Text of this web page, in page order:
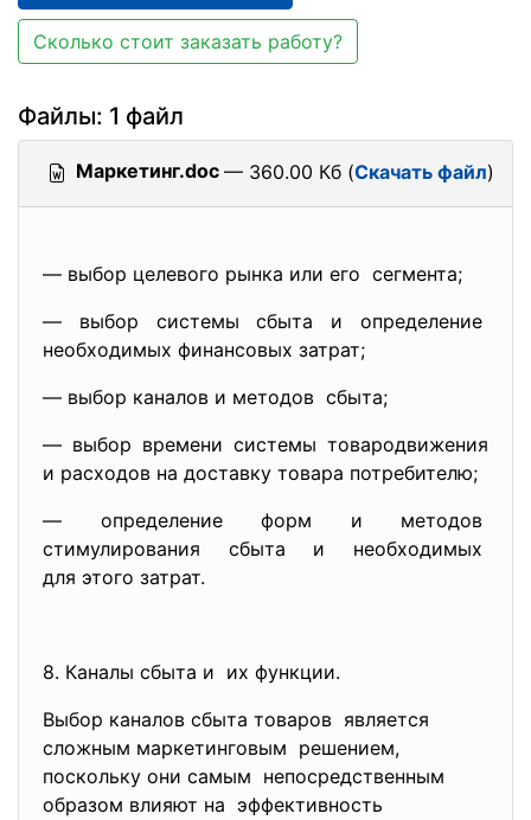
Сколько стоит заказать работу?
Файлы: 1 файл
Маркетинг.doc — 360.00 Кб (Скачать файл)
— выбор целевого рынка или его сегмента;
— выбор системы сбыта и определение
необходимых финансовых затрат;
— выбор каналов и методов сбыта;
— выбор времени системы товародвижения
и расходов на доставку товара потребителю;
— определение форм и методов
стимулирования сбыта и необходимых
для этого затрат.
8. Каналы сбыта и их функции.
Выбор каналов сбыта товаров является
сложным маркетинговым решением,
поскольку они самым непосредственным
образом влияют на эффективность